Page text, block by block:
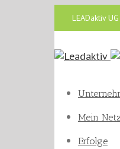
LEADaktiv
Mein
Erfolge